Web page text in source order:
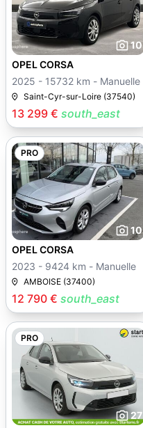
10
13 299 € south_east
OPEL CORSA
2025 - 15732 km - Manuelle
Saint-Cyr-sur-Loire (37540)
PRO
10
12 790 € south_east
OPEL CORSA
2023 - 9424 km - Manuelle
AMBOISE (37400)
PRO
27